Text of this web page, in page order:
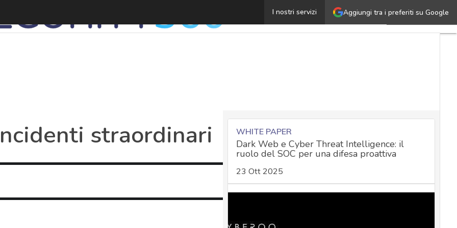
Aggiungi tra i preferiti su Google
I nostri servizi
La leggenda degli incidenti straordinari Ultimi
articoli
Norme e
Cultura
straordinari WHITE PAPER
Dark Web e Cyber Threat Intelligence: il
ruolo del SOC per una difesa proattiva
23 Ott 2025